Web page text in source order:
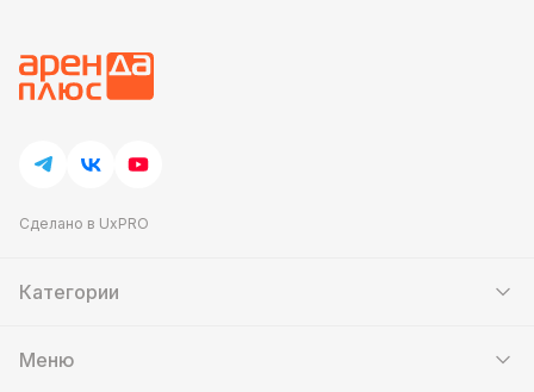
Сделано в UxPRO
Категории
Кейтеринг
Меню